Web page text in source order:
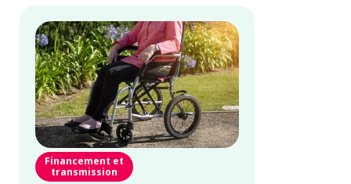
Financement et
transmission